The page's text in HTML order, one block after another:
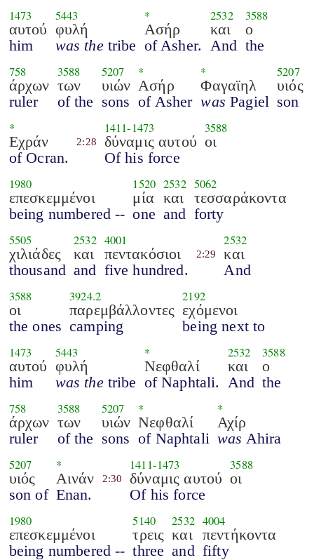
1473
αυτού
him
5443
φυλή
was thetribe
*
Ασήρ
of Asher.
2532
και
And
3588
ο
the
758
άρχων
ruler
3588
των
of the
5207
υιών
sons
*
Ασήρ
of Asher
*
Φαγαϊηλ
was Pagiel
5207
υιός
son
*
Εχράν
of Ocran.
2:28
1411-1473
δύναμις αυτού
Of his force
3588
οι
1980
επεσκεμμένοι
being numbered --
1520
μία
one
2532
και
and
5062
τεσσαράκοντα
forty
5505
χιλιάδες
thousand
2532
και
and
4001
πεντακόσιοι
five hundred.
2:29
2532
και
And
3588
οι
the ones
3924.2
παρεμβάλλοντες
camping
2192
εχόμενοι
being next to
1473
αυτού
him
5443
φυλή
was thetribe
*
Νεφθαλί
of Naphtali.
2532
και
And
3588
ο
the
758
άρχων
ruler
3588
των
of the
5207
υιών
sons
*
Νεφθαλί
of Naphtali
*
Αχίρ
was Ahira
5207
υιός
son of
*
Αινάν
Enan.
2:30
1411-1473
δύναμις αυτού
Of his force
3588
οι
1980
επεσκεμμένοι
being numbered --
5140
τρεις
three
2532
και
and
4004
πεντήκοντα
fifty